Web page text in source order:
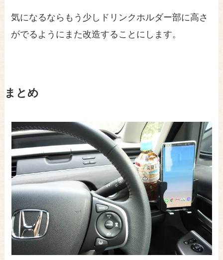
気になるならもう少しドリンクホルダー部に高さ
がでるようにまた改造することにします。
まとめ